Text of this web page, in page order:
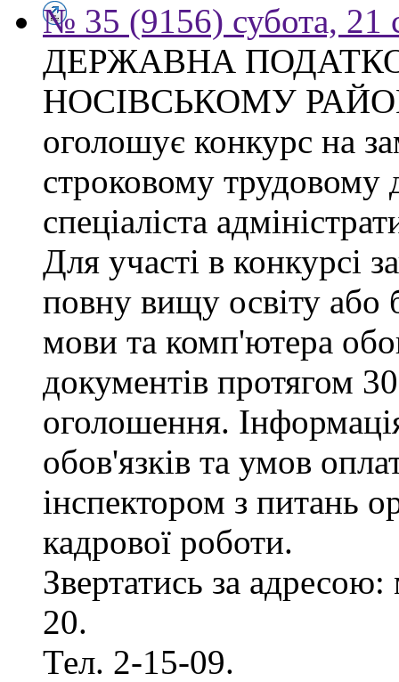
№ 35 (9156) субота, 21
ДЕРЖАВНА
НОСІВСЬКОМУ
оголошує конкурс на
строковому трудовому
спеціаліста
Для участі в конкурсі
повну вищу освіту або
мови та комп'ютера
документів протягом
оголошення.
обов'язків та умов
інспектором з питань
кадрової роботи.
Звертатись за
20.
Тел. 2-15-09.